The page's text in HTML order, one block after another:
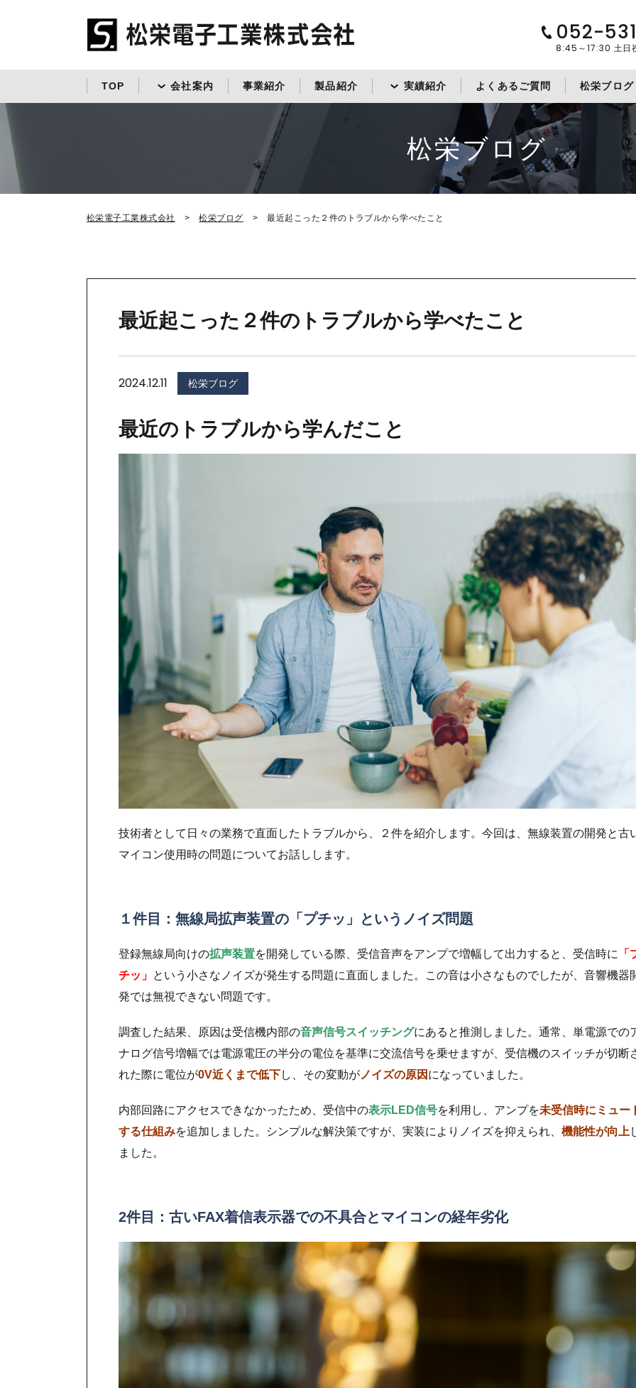
052-
8:45～17:30 土日
TOP 会社案内 事業紹介 製品紹介 実績紹介 よくあるご質問 松栄ブログ
松栄ブログ
松栄電子工業株式会社 松栄ブログ 最近起こった２件のトラブルから学べたこと
最近起こった２件のトラブルから学べたこと
2024.12.11 松栄ブログ
最近のトラブルから学んだこと
技術者として日々の業務で直面したトラブルから、２件を紹介します。今回は、無線装置の開発と古
マイコン使用時の問題についてお話しします。
１件目：無線局拡声装置の「プチッ」というノイズ問題
登録無線局向けの拡声装置を開発している際、受信音声をアンプで増幅して出力すると、受信時に 「
チッ」 という小さなノイズが発生する問題に直面しました。この音は小さなものでしたが、音響機器
発では無視できない問題です。
調査した結果、原因は受信機内部の音声信号スイッチングにあると推測しました。通常、単電源での
ナログ信号増幅では電源電圧の半分の電位を基準に交流信号を乗せますが、受信機のスイッチが切断
れた際に電位が0V近くまで低下し、その変動がノイズの原因 になっていました。
内部回路にアクセスできなかったため、受信中の表示LED信号を利用し、アンプを未受信時にミュー
する仕組みを追加しました。シンプルな解決策ですが、実装によりノイズを抑えられ、 機能性が向上
ました。
2件目：古いFAX着信表示器での不具合とマイコンの経年劣化